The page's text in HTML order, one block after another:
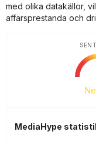
med olika datakällor,
affärsprestanda och
MediaHype